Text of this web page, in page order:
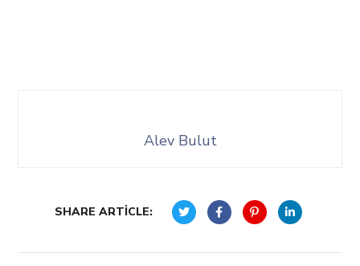
Alev Bulut
SHARE ARTICLE: